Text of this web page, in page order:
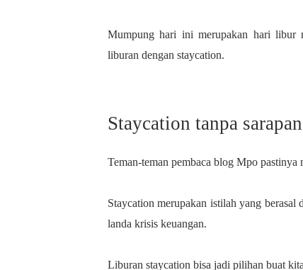
Mumpung hari ini merupakan hari libur
liburan dengan staycation.
Staycation tanpa
Teman-teman pembaca blog Mpo
Staycation merupakan istilah yang
landa krisis keuangan.
Liburan staycation bisa jadi pilihan buat